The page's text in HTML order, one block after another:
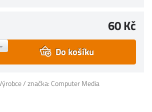
60 Kč
Do košíku
/ značka: Computer Media